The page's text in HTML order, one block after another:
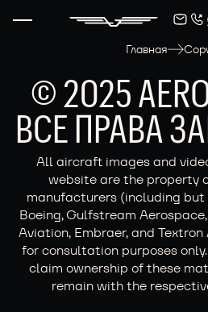
Главная
© 2025
ВСЕ ПРАВА
All aircraft images and
website are the property
manufacturers (including
Boeing, Gulfstream
Aviation, Embraer, and
for consultation purposes
claim ownership of these
remain with the